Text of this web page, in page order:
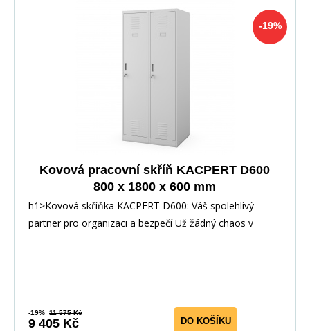
-19%
Kovová pracovní skříň KACPERT D600
800 x 1800 x 600 mm
h1>Kovová skříňka KACPERT D600: Váš spolehlivý
partner pro organizaci a bezpečí Už žádný chaos v
-19% 11 575 Kč
9 405 Kč DO KOŠÍKU